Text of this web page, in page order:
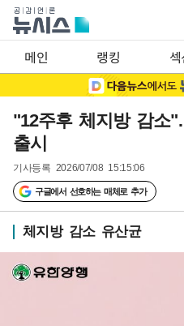
메인 랭킹
"12주후 체지방 감소
출시
기사등록 2026/07/08 15:15:06
구글에서 선호하는 매체로 추가
체지방 감소 유산균